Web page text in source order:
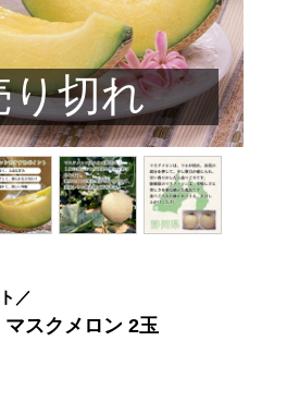
り切れ
／
マスクメロン 2玉